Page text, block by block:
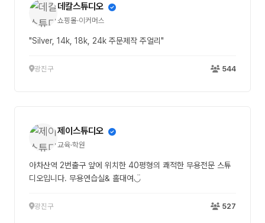
데칼스튜디오
쇼핑몰·이커머스
"Silver, 14k, 18k, 24k 주문제작 주얼리"
광진구 544
제이스튜디오
교육·학원
아차산역 2번출구 앞에 위치한 40평형의 쾌적한 무용전문 스튜
디오입니다. 무용연습실& 홀대여◡̈
광진구 527